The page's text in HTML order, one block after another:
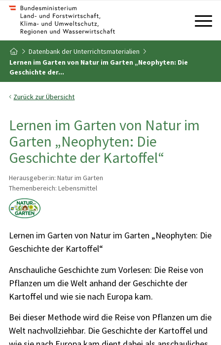
Zum Inhalt
Zum Inhaltsverzeichnis
Zur Startseite
Datenbank der Unterrichtsmaterialien
Lernen im Garten von Natur im Garten „Neophyten: Die
Geschichte der...
Zurück zur Übersicht
Lernen im Garten von Natur im
Garten „Neophyten: Die
Geschichte der Kartoffel“
Herausgeber:in: Natur im Garten
Themenbereich: Lebensmittel
Lernen im Garten von Natur im Garten „Neophyten: Die
Geschichte der Kartoffel“
Anschauliche Geschichte zum Vorlesen: Die Reise von
Pflanzen um die Welt anhand der Geschichte der
Kartoffel und wie sie nach Europa kam.
Bei dieser Methode wird die Reise von Pflanzen um die
Welt nachvollziehbar. Die Geschichte der Kartoffel und